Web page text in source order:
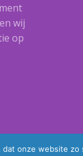
wij
op
onze website